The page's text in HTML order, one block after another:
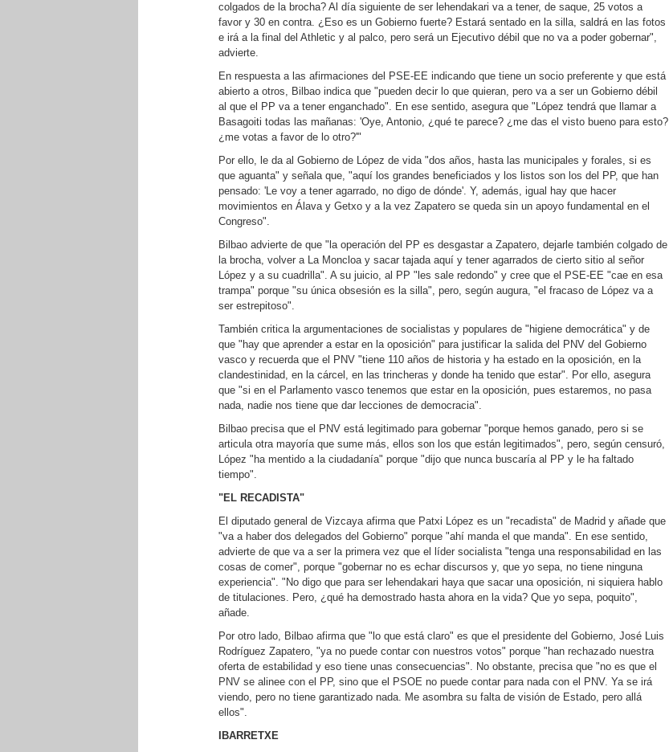
colgados de la brocha? Al día siguiente de ser lehendakari va a tener, de saque, 25 votos a
favor y 30 en contra. ¿Eso es un Gobierno fuerte? Estará sentado en la silla, saldrá en las fotos
e irá a la final del Athletic y al palco, pero será un Ejecutivo débil que no va a poder gobernar",
advierte.
En respuesta a las afirmaciones del PSE-EE indicando que tiene un socio preferente y que está
abierto a otros, Bilbao indica que "pueden decir lo que quieran, pero va a ser un Gobierno débil
al que el PP va a tener enganchado". En ese sentido, asegura que "López tendrá que llamar a
Basagoiti todas las mañanas: 'Oye, Antonio, ¿qué te parece? ¿me das el visto bueno para esto?
¿me votas a favor de lo otro?'"
Por ello, le da al Gobierno de López de vida "dos años, hasta las municipales y forales, si es
que aguanta" y señala que, "aquí los grandes beneficiados y los listos son los del PP, que han
pensado: 'Le voy a tener agarrado, no digo de dónde'. Y, además, igual hay que hacer
movimientos en Álava y Getxo y a la vez Zapatero se queda sin un apoyo fundamental en el
Congreso".
Bilbao advierte de que "la operación del PP es desgastar a Zapatero, dejarle también colgado de
la brocha, volver a La Moncloa y sacar tajada aquí y tener agarrados de cierto sitio al señor
López y a su cuadrilla". A su juicio, al PP "les sale redondo" y cree que el PSE-EE "cae en esa
trampa" porque "su única obsesión es la silla", pero, según augura, "el fracaso de López va a
ser estrepitoso".
También critica la argumentaciones de socialistas y populares de "higiene democrática" y de
que "hay que aprender a estar en la oposición" para justificar la salida del PNV del Gobierno
vasco y recuerda que el PNV "tiene 110 años de historia y ha estado en la oposición, en la
clandestinidad, en la cárcel, en las trincheras y donde ha tenido que estar". Por ello, asegura
que "si en el Parlamento vasco tenemos que estar en la oposición, pues estaremos, no pasa
nada, nadie nos tiene que dar lecciones de democracia".
Bilbao precisa que el PNV está legitimado para gobernar "porque hemos ganado, pero si se
articula otra mayoría que sume más, ellos son los que están legitimados", pero, según censuró,
López "ha mentido a la ciudadanía" porque "dijo que nunca buscaría al PP y le ha faltado
tiempo".
"EL RECADISTA"
El diputado general de Vizcaya afirma que Patxi López es un "recadista" de Madrid y añade que
"va a haber dos delegados del Gobierno" porque "ahí manda el que manda". En ese sentido,
advierte de que va a ser la primera vez que el líder socialista "tenga una responsabilidad en las
cosas de comer", porque "gobernar no es echar discursos y, que yo sepa, no tiene ninguna
experiencia". "No digo que para ser lehendakari haya que sacar una oposición, ni siquiera hablo
de titulaciones. Pero, ¿qué ha demostrado hasta ahora en la vida? Que yo sepa, poquito",
añade.
Por otro lado, Bilbao afirma que "lo que está claro" es que el presidente del Gobierno, José Luis
Rodríguez Zapatero, "ya no puede contar con nuestros votos" porque "han rechazado nuestra
oferta de estabilidad y eso tiene unas consecuencias". No obstante, precisa que "no es que el
PNV se alinee con el PP, sino que el PSOE no puede contar para nada con el PNV. Ya se irá
viendo, pero no tiene garantizado nada. Me asombra su falta de visión de Estado, pero allá
ellos".
IBARRETXE